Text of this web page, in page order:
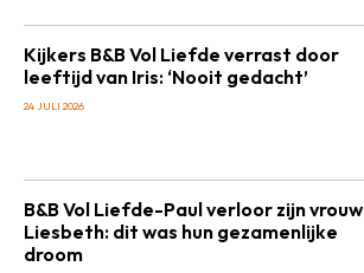
Kijkers B&B Vol Liefde verrast door
leeftijd van Iris: ‘Nooit gedacht’
24 JULI 2026
B&B Vol Liefde-Paul verloor zijn vrouw
Liesbeth: dit was hun gezamenlijke
droom